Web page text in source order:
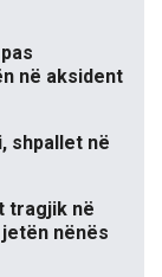
në aksident
shpallet në
tragjik në
nënës